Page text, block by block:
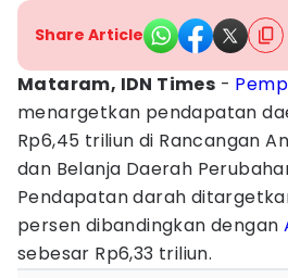
Share Article
Mataram, IDN Times -
menargetkan pendapatan
Rp6,45 triliun di Rancangan
dan Belanja Daerah
Pendapatan darah
persen dibandingkan dengan
sebesar Rp6,33 triliun.